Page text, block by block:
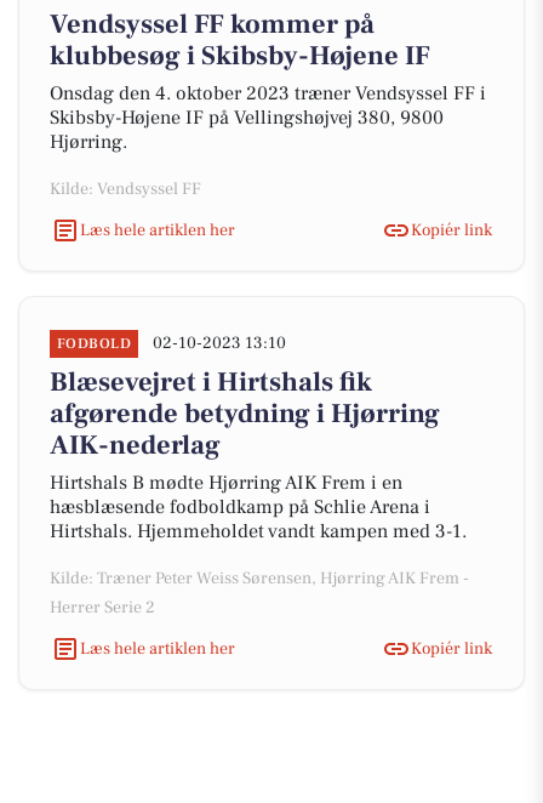
Vendsyssel FF kommer på
klubbesøg i Skibsby-Højene IF
Onsdag den 4. oktober 2023 træner Vendsyssel FF i
Skibsby-Højene IF på Vellingshøjvej 380, 9800
Hjørring.
Kilde: Vendsyssel FF
Læs hele artiklen her
Kopiér link
FODBOLD 02-10-2023 13:10
Blæsevejret i Hirtshals fik
afgørende betydning i Hjørring
AIK-nederlag
Hirtshals B mødte Hjørring AIK Frem i en
hæsblæsende fodboldkamp på Schlie Arena i
Hirtshals. Hjemmeholdet vandt kampen med 3-1.
Kilde: Træner Peter Weiss Sørensen, Hjørring AIK Frem -
Herrer Serie 2
Læs hele artiklen her
Kopiér link